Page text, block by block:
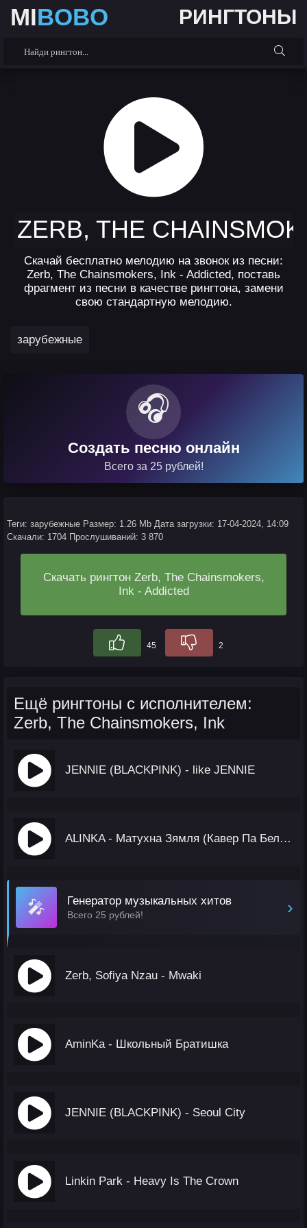
MIBOBO РИНГТОНЫ
ZERB, THE
Скачай бесплатно мелодию на звонок из песни:
Zerb, The Chainsmokers, Ink - Addicted, поставь
фрагмент из песни в качестве рингтона, замени
свою стандартную мелодию.
зарубежные
🎧
Создать песню онлайн
Всего за 25 рублей!
Теги: зарубежные Размер: 1.26 Mb Дата загрузки: 17-04-2024, 14:09
Скачали: 1704 Прослушиваний: 3 870
Скачать рингтон Zerb, The Chainsmokers,
Ink - Addicted
45 2
Ещё рингтоны с исполнителем:
Zerb, The Chainsmokers, Ink
JENNIE (BLACKPINK) - like JENNIE
ALINKA - Матухна Зямля (Кавер Па Беларуску)
🎤 Генератор музыкальных хитов
Всего 25 рублей! ›
Zerb, Sofiya Nzau - Mwaki
AminKa - Школьный Братишка
JENNIE (BLACKPINK) - Seoul City
Linkin Park - Heavy Is The Crown